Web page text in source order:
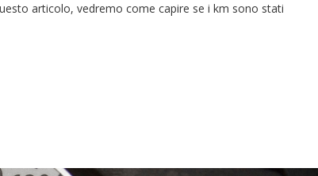
articolo, vedremo come capire se i km sono stati